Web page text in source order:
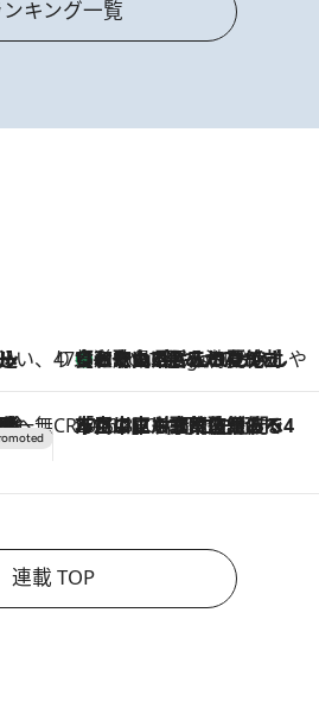
ンキング一覧
47都道府県の手みやげ ひんやりスイーツで夏を満喫
8 Hours Ago
【和歌山県】この夏絶対食べたい 冷やしておいしいおやつ3選 みかんがごろっと丸ごと入ったジュレ
場所へ
」で体験 CREA'S CHOICE
2026.8.7
「立川にも歌舞伎があるんだよ」 片岡仁左衛門・市川中車ら豪華座組みで4年目の立川立飛歌舞伎へ
連載 TOP